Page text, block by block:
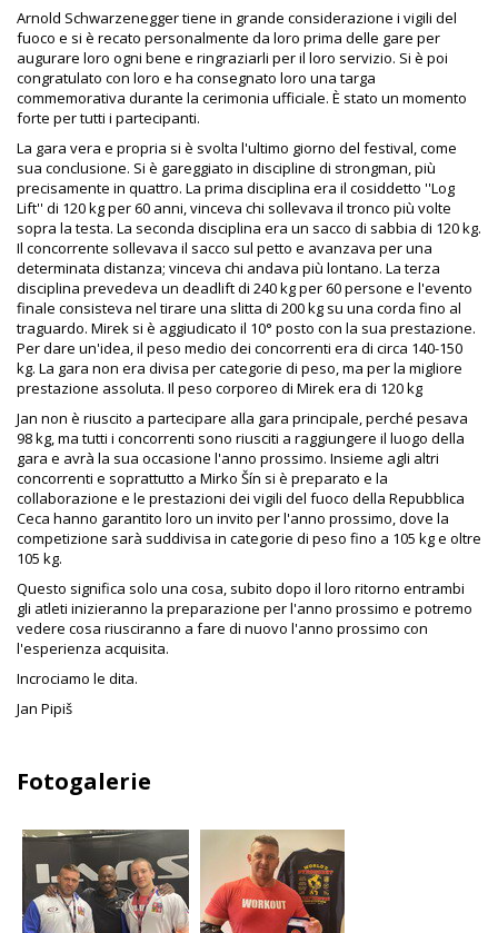
Arnold Schwarzenegger tiene in grande considerazione i vigili del
fuoco e si è recato personalmente da loro prima delle gare per
augurare loro ogni bene e ringraziarli per il loro servizio. Si è poi
congratulato con loro e ha consegnato loro una targa
commemorativa durante la cerimonia ufficiale. È stato un momento
forte per tutti i partecipanti.
La gara vera e propria si è svolta l'ultimo giorno del festival, come
sua conclusione. Si è gareggiato in discipline di strongman, più
precisamente in quattro. La prima disciplina era il cosiddetto ''Log
Lift'' di 120 kg per 60 anni, vinceva chi sollevava il tronco più volte
sopra la testa. La seconda disciplina era un sacco di sabbia di 120 kg.
Il concorrente sollevava il sacco sul petto e avanzava per una
determinata distanza; vinceva chi andava più lontano. La terza
disciplina prevedeva un deadlift di 240 kg per 60 persone e l'evento
finale consisteva nel tirare una slitta di 200 kg su una corda fino al
traguardo. Mirek si è aggiudicato il 10° posto con la sua prestazione.
Per dare un'idea, il peso medio dei concorrenti era di circa 140-150
kg. La gara non era divisa per categorie di peso, ma per la migliore
prestazione assoluta. Il peso corporeo di Mirek era di 120 kg
Jan non è riuscito a partecipare alla gara principale, perché pesava
98 kg, ma tutti i concorrenti sono riusciti a raggiungere il luogo della
gara e avrà la sua occasione l'anno prossimo. Insieme agli altri
concorrenti e soprattutto a Mirko Šín si è preparato e la
collaborazione e le prestazioni dei vigili del fuoco della Repubblica
Ceca hanno garantito loro un invito per l'anno prossimo, dove la
competizione sarà suddivisa in categorie di peso fino a 105 kg e oltre
105 kg.
Questo significa solo una cosa, subito dopo il loro ritorno entrambi
gli atleti inizieranno la preparazione per l'anno prossimo e potremo
vedere cosa riusciranno a fare di nuovo l'anno prossimo con
l'esperienza acquisita.
Incrociamo le dita.
Jan Pipiš
Fotogalerie